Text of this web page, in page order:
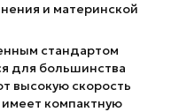
и материнской
стандартом
для большинства
высокую скорость
компактную